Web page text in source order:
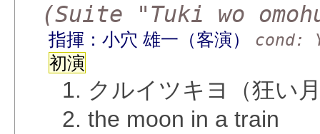
(Suite "Tuki wo
指揮：小穴 雄一（客演） cond:
初演
1. クルイツキヨ（狂い
2. the moon in a train